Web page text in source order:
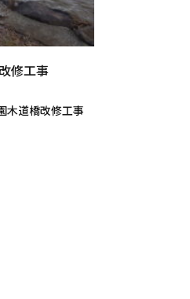
修工事
道橋改修工事